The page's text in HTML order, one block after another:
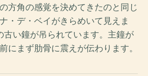
方角の感覚を決めてきたのと同じ
・デ・ベイがきらめいて見えま
古い鐘が吊られています。主鐘が
にまず肋骨に震えが伝わります。